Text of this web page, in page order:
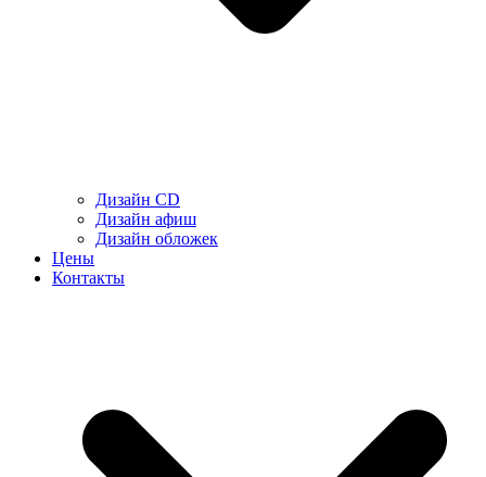
Дизайн CD
Дизайн афиш
Дизайн обложек
Цены
Контакты